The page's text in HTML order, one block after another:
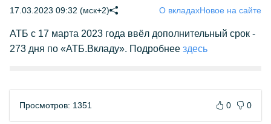
17.03.2023 09:32 (мск+2) О вкладахНовое на сайте
АТБ с 17 марта 2023 года ввёл дополнительный срок -
273 дня по «АТБ.Вкладу». Подробнее здесь
Просмотров: 1351 0 0